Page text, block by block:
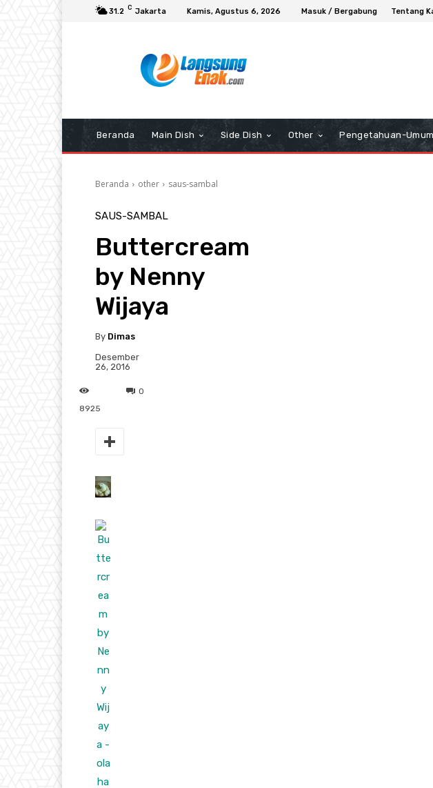
31.2 C Jakarta Kamis, Agustus 6, 2026 Masuk / Bergabung Tentang
Beranda Main Dish Side Dish Other Pengetahuan-Umum
Beranda other saus-sambal
SAUS-SAMBAL
Buttercream
by Nenny
Wijaya
By Dimas
Desember
26, 2016
0
8925